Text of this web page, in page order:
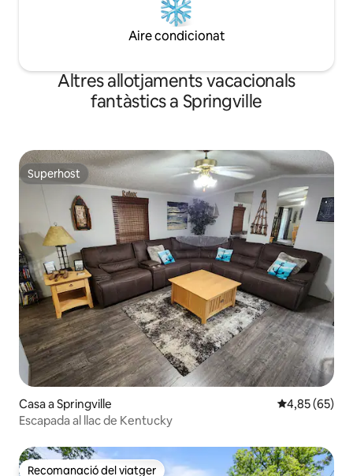
Aire condicionat
Altres allotjaments vacacionals
fantàstics a Springville
Superhost
Superhost
Casa a Springville 4,85 de
4,85 (65)
Escapada al llac de Kentucky
Recomanació del viatger